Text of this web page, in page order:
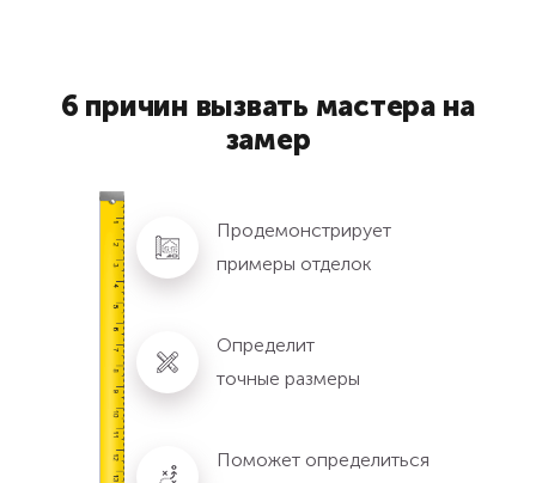
6 причин вызвать мастера на
замер
Продемонстрирует
примеры отделок
Определит
точные размеры
Поможет определиться